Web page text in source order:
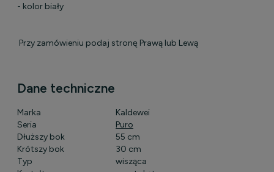
- kolor biały
Przy zamówieniu podaj stronę Prawą lub Lewą
Dane techniczne
Marka
Kaldewei
Seria
Puro
Dłuższy bok
55 cm
Krótszy bok
30 cm
Typ
wisząca